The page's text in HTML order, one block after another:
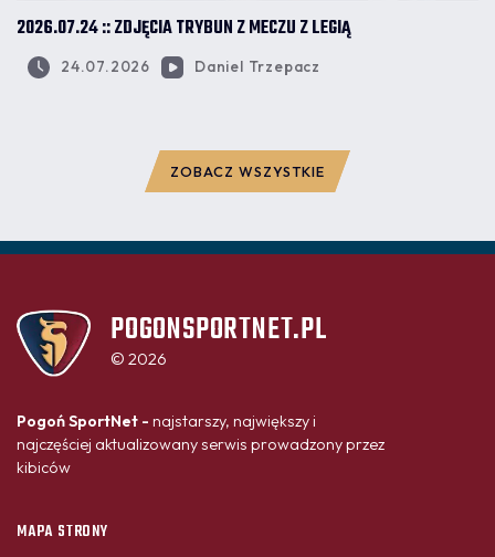
2026.07.24 :: ZDJĘCIA TRYBUN Z MECZU Z LEGIĄ
24.07.2026 Daniel Trzepacz
ZOBACZ WSZYSTKIE
POGONSPORTNET.PL
© 2026
Pogoń SportNet - najstarszy, największy i
najczęściej aktualizowany serwis prowadzony przez
kibiców
MAPA STRONY